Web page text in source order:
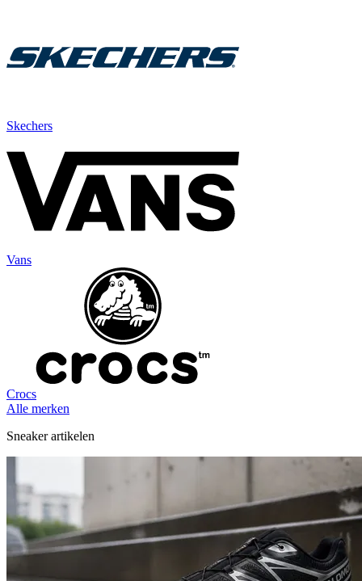
Skechers
Vans
Crocs
Alle merken
Sneaker artikelen